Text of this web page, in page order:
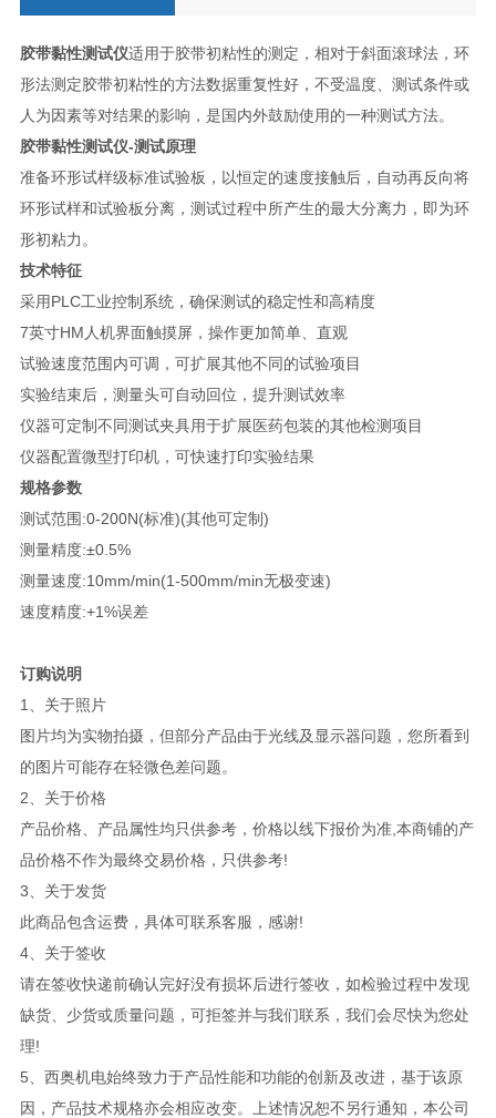
胶带黏性测试仪适用于胶带初粘性的测定，相对于斜面滚球法，环
形法测定胶带初粘性的方法数据重复性好，不受温度、测试条件或
人为因素等对结果的影响，是国内外鼓励使用的一种测试方法。
胶带黏性测试仪-测试原理
准备环形试样级标准试验板，以恒定的速度接触后，自动再反向将
环形试样和试验板分离，测试过程中所产生的最大分离力，即为环
形初粘力。
技术特征
采用PLC工业控制系统，确保测试的稳定性和高精度
7英寸HM人机界面触摸屏，操作更加简单、直观
试验速度范围内可调，可扩展其他不同的试验项目
实验结束后，测量头可自动回位，提升测试效率
仪器可定制不同测试夹具用于扩展医药包装的其他检测项目
仪器配置微型打印机，可快速打印实验结果
规格参数
测试范围:0-200N(标准)(其他可定制)
测量精度:±0.5%
测量速度:10mm/min(1-500mm/min无极变速)
速度精度:+1%误差
订购说明
1、关于照片
图片均为实物拍摄，但部分产品由于光线及显示器问题，您所看到
的图片可能存在轻微色差问题。
2、关于价格
产品价格、产品属性均只供参考，价格以线下报价为准,本商铺的产
品价格不作为最终交易价格，只供参考!
3、关于发货
此商品包含运费，具体可联系客服，感谢!
4、关于签收
请在签收快递前确认完好没有损坏后进行签收，如检验过程中发现
缺货、少货或质量问题，可拒签并与我们联系，我们会尽快为您处
理!
5、西奥机电始终致力于产品性能和功能的创新及改进，基于该原
因，产品技术规格亦会相应改变。上述情况恕不另行通知，本公司